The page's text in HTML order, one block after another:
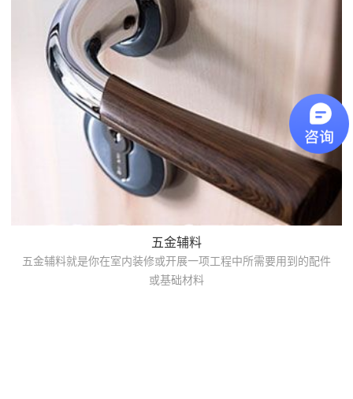
五金辅料
五金辅料就是你在室内装修或开展一项工程中所需要用到的配件
或基础材料